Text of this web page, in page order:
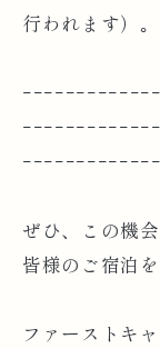
行われます）｡
ｰｰｰｰｰｰｰｰｰｰｰｰ
ｰｰｰｰｰｰｰｰｰｰｰｰ
ｰｰｰｰｰｰｰｰｰｰｰｰ
ぜひ、この機
皆様のご宿泊
ファーストキ